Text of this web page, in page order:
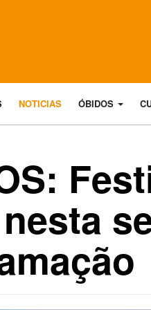
NOTICIAS ÓBIDOS